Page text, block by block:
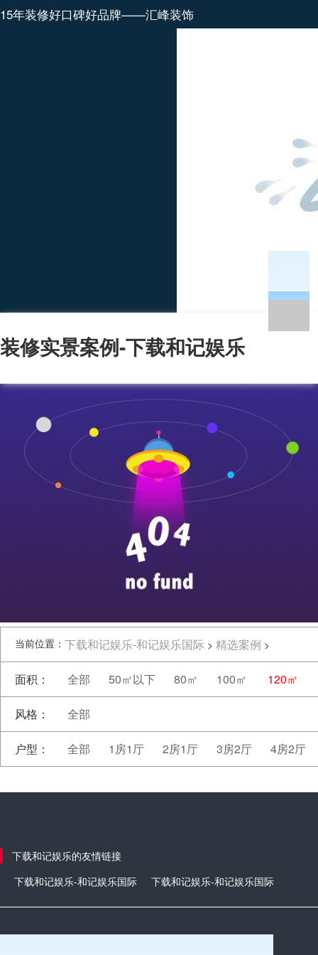
15年装修好口碑好品牌——汇峰装饰
装修实景案例-下载和记娱乐
当前位置： 下载和记娱乐-和记娱乐国际 > 精选案例 >
面积： 全部 50㎡以下 80㎡ 100㎡ 120㎡
风格： 全部
户型： 全部 1房1厅 2房1厅 3房2厅 4房2厅
下载和记娱乐的友情链接
下载和记娱乐-和记娱乐国际
下载和记娱乐-和记娱乐国际